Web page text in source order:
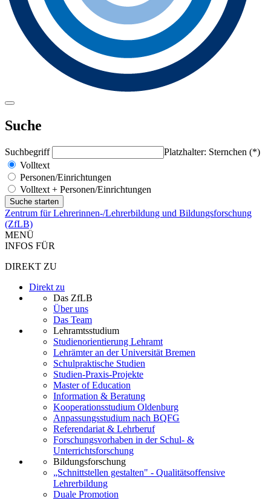
Suche
Suchbegriff
Platzhalter: Sternchen (*)
Volltext
Personen/Einrichtungen
Volltext + Personen/Einrichtungen
Zentrum für Lehrerinnen-/Lehrerbildung und Bildungsforschung
(ZfLB)
MENÜ
INFOS FÜR
DIREKT ZU
Direkt zu
Das ZfLB
Über uns
Das Team
Lehramtsstudium
Studienorientierung Lehramt
Lehrämter an der Universität Bremen
Schulpraktische Studien
Studien-Praxis-Projekte
Master of Education
Information & Beratung
Kooperationsstudium Oldenburg
Anpassungsstudium nach BQFG
Referendariat & Lehrberuf
Forschungsvorhaben in der Schul- &
Unterrichtsforschung
Bildungsforschung
„Schnittstellen gestalten" - Qualitätsoffensive
Lehrerbildung
Duale Promotion